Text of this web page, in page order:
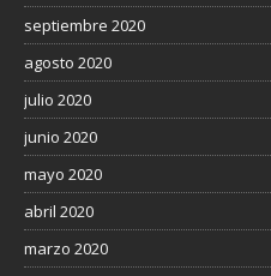
septiembre 2020
agosto 2020
julio 2020
junio 2020
mayo 2020
abril 2020
marzo 2020